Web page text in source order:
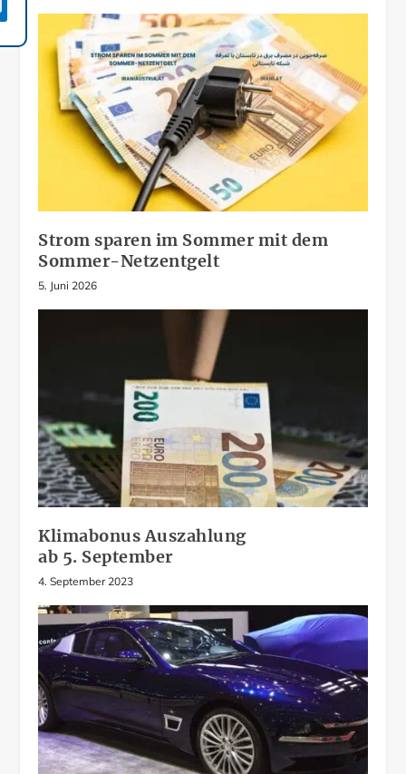
Strom sparen im Sommer mit dem
Sommer-Netzentgelt
5. Juni 2026
Klimabonus Auszahlung
ab 5. September
4. September 2023